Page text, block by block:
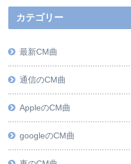
カテゴリー
最新CM曲
通信のCM曲
AppleのCM曲
googleのCM曲